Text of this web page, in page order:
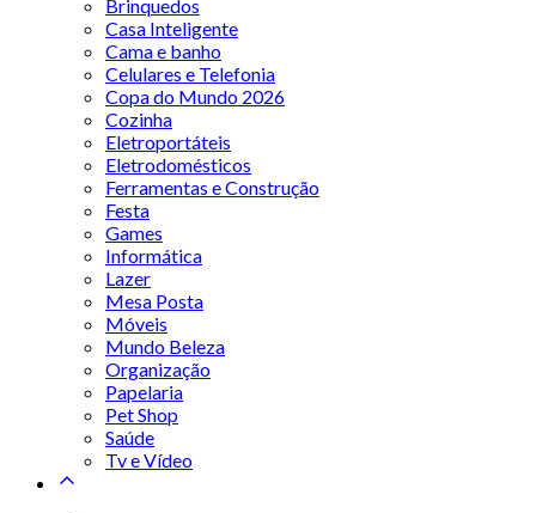
Brinquedos
Casa Inteligente
Cama e banho
Celulares e Telefonia
Copa do Mundo 2026
Cozinha
Eletroportáteis
Eletrodomésticos
Ferramentas e Construção
Festa
Games
Informática
Lazer
Mesa Posta
Móveis
Mundo Beleza
Organização
Papelaria
Pet Shop
Saúde
Tv e Vídeo